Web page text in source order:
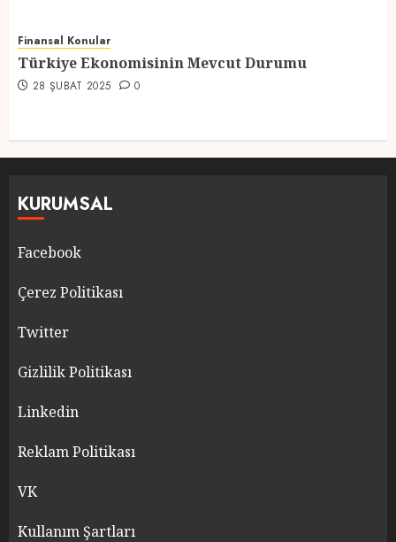
Finansal Konular
Türkiye Ekonomisinin Mevcut Durumu
28 ŞUBAT 2025 0
KURUMSAL
Facebook
Çerez Politikası
Twitter
Gizlilik Politikası
Linkedin
Reklam Politikası
VK
Kullanım Şartları